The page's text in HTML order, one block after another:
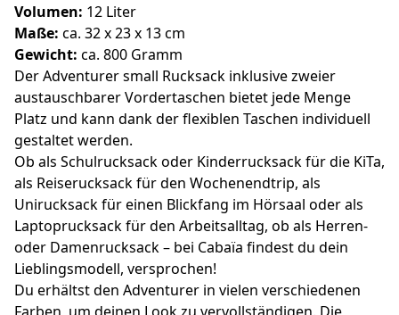
Volumen: 12 Liter
Maße: ca. 32 x 23 x 13 cm
Gewicht: ca. 800 Gramm
Der Adventurer small Rucksack inklusive zweier
austauschbarer Vordertaschen bietet jede Menge
Platz und kann dank der flexiblen Taschen individuell
gestaltet werden.
Ob als Schulrucksack oder Kinderrucksack für die KiTa,
als Reiserucksack für den Wochenendtrip, als
Unirucksack für einen Blickfang im Hörsaal oder als
Laptoprucksack für den Arbeitsalltag, ob als Herren-
oder Damenrucksack – bei Cabaïa findest du dein
Lieblingsmodell, versprochen!
Du erhältst den Adventurer in vielen verschiedenen